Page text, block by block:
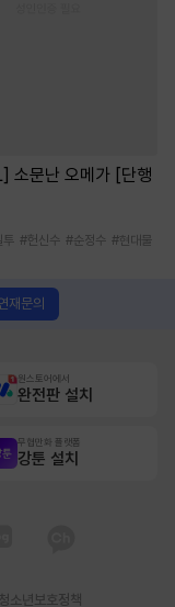
소문난 오메가 [단행
투 #헌신수 #순정수 #현대물
재문의
원스토어에서
완전판 설치
무협만화 플랫폼
강툰 설치
청소년보호정책